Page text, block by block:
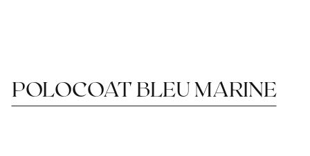
POLOCOAT BLEU MARINE